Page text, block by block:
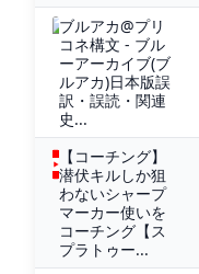
ブルアカ@プリ
コネ構文 - ブル
ーアーカイブ(ブ
ルアカ)日本版誤
訳・誤読・関連
史...
【コーチング】
潜伏キルしか狙
わないシャープ
マーカー使いを
コーチング【ス
プラトゥー...